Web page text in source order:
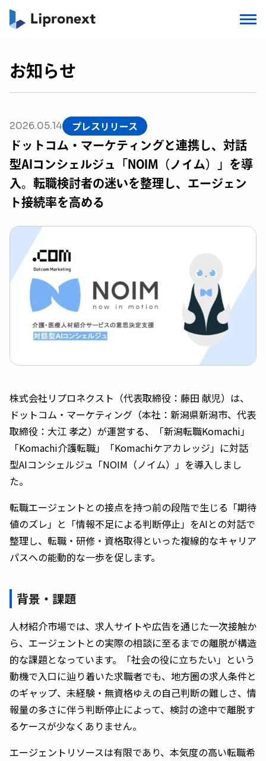
お知らせ
2026.05.14 プレスリリース
ドットコム・マーケティングと連携し、対話
型AIコンシェルジュ「NOIM（ノイム）」を導
入。転職検討者の迷いを整理し、エージェン
ト接続率を高める
株式会社リプロネクスト（代表取締役：藤田 献児）は、
ドットコム・マーケティング（本社：新潟県新潟市、代表
取締役：大江 孝之）が運営する、「新潟転職Komachi」
「Komachi介護転職」「Komachiケアカレッジ」に対話
型AIコンシェルジュ「NOIM（ノイム）」を導入しまし
た。
転職エージェントとの接点を持つ前の段階で生じる「期待
値のズレ」と「情報不足による判断停止」をAIとの対話で
整理し、転職・研修・資格取得といった複線的なキャリア
パスへの能動的な一歩を促します。
背景・課題
人材紹介市場では、求人サイトや広告を通じた一次接触か
ら、エージェントとの実際の相談に至るまでの離脱が構造
的な課題となっています。「社会の役に立ちたい」という
動機で入口に辿り着いた求職者でも、地方圏の求人条件と
のギャップ、未経験・無資格ゆえの自己判断の難しさ、情
報量の多さに伴う判断停止によって、検討の途中で離脱す
るケースが少なくありません。
エージェントリソースは有限であり、本気度の高い転職希